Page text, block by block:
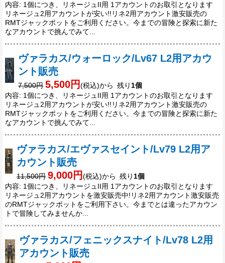
内容: 1個につき、リネージュII用 1アカウントのお取引となります
リネージュ2用アカウントが安い!!リネ2用アカウント激安販売の
RMTジャックポットをご利用ください。今までの冒険と探索に新た
なアカウントで挑んでみて...
ヴァラカス/ウォーロック/Lv67 L2用アカウ
ント販売
7,500円 5,500円(税込)から 残り 1個
内容: 1個につき、リネージュII用 1アカウントのお取引となります
リネージュ2用アカウントが安い!!リネ2用アカウント激安販売の
RMTジャックポットをご利用ください。今までの冒険と探索に新た
なアカウントで挑んでみて...
ヴァラカス/エヴァスセイント/Lv79 L2用ア
カウント販売
11,500円 9,000円(税込)から 残り 1個
内容: 1個につき、リネージュII用 1アカウントのお取引となります
リネージュ2用アカウントを激安販売中!リネ2用アカウント激安販売
のRMTジャックポットをご利用下さい。今までとは違ったアカウン
トで冒険してみませんか...
ヴァラカス/フェニックスナイト/Lv78 L2用
アカウント販売